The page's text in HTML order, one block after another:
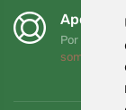
Por cada
somos